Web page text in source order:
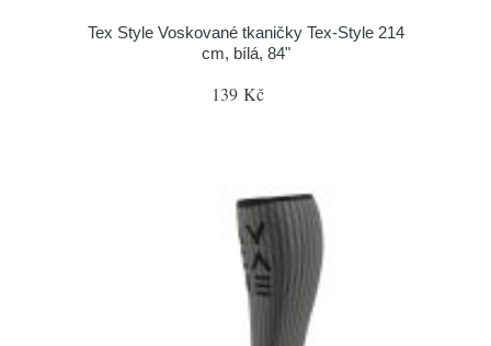
Tex Style Voskované tkaničky Tex-Style 214
cm, bílá, 84"
139 Kč